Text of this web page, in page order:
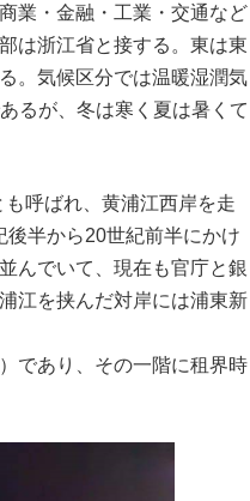
業・金融・工業・交通など
は浙江省と接する。東は東
。気候区分では温暖湿潤気
るが、冬は寒く夏は暑くて
呼ばれ、黄浦江西岸を走
半から20世紀前半にかけ
んでいて、現在も官庁と銀
江を挟んだ対岸には浦東新
であり、その一階に租界時